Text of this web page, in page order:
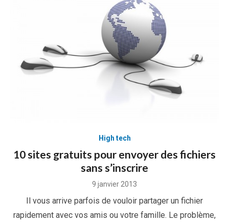
High tech
10 sites gratuits pour envoyer des fichiers
sans s’inscrire
Posted
9 janvier 2013
Il vous arrive parfois de vouloir partager un fichier
rapidement avec vos amis ou votre famille. Le problème,